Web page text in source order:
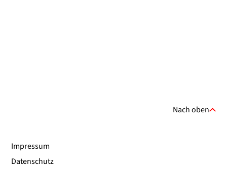
Nach oben
Impressum
Datenschutz